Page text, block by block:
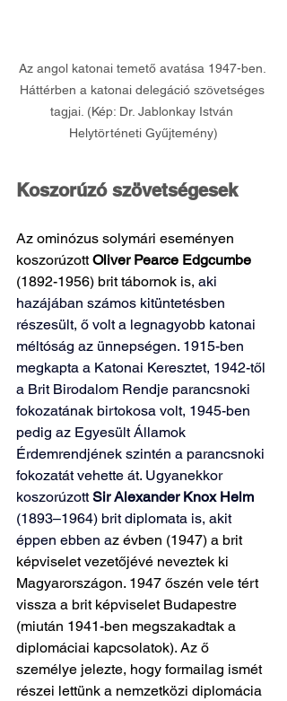
Az angol katonai temető avatása 1947-ben.
Háttérben a katonai delegáció szövetséges
tagjai. (Kép: Dr. Jablonkay István
Helytörténeti Gyűjtemény)
Koszorúzó szövetségesek
Az ominózus solymári eseményen
koszorúzott Oliver Pearce Edgcumbe
(1892-1956) brit tábornok is, aki
hazájában számos kitüntetésben
részesült, ő volt a legnagyobb katonai
méltóság az ünnepségen. 1915-ben
megkapta a Katonai Keresztet, 1942-től
a Brit Birodalom Rendje parancsnoki
fokozatának birtokosa volt, 1945-ben
pedig az Egyesült Államok
Érdemrendjének szintén a parancsnoki
fokozatát vehette át. Ugyanekkor
koszorúzott Sir Alexander Knox Helm
(1893–1964) brit diplomata is, akit
éppen ebben az évben (1947) a brit
képviselet vezetőjévé neveztek ki
Magyarországon. 1947 őszén vele tért
vissza a brit képviselet Budapestre
(miután 1941-ben megszakadtak a
diplomáciai kapcsolatok). Az ő
személye jelezte, hogy formailag ismét
részei lettünk a nemzetközi diplomácia